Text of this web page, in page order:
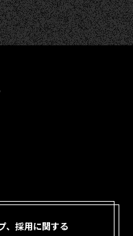
、採用に関する